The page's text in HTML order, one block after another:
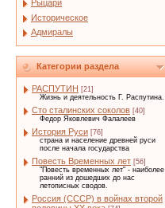
Рыцари
Историческое
Адмиралы
Категории раздела
РАСПУТИН [21]
Жизнь и деятельность Г. Распутина.
Сто сталинских соколов [40]
Федор Яковлевич Фалалеев
История Руси [76]
страна и население древней руси
после начала государства
Повесть Временных лет [56]
"Повесть временных лет" - наиболее
ранний из дошедших до нас
летописных сводов.
Россия (СССР) в войнах второй